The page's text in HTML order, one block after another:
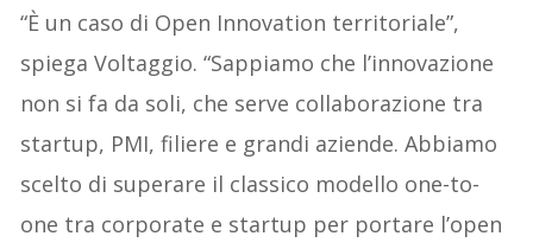
“È un caso di Open Innovation territoriale”,
spiega Voltaggio. “Sappiamo che l’innovazione
non si fa da soli, che serve collaborazione tra
startup, PMI, filiere e grandi aziende. Abbiamo
scelto di superare il classico modello one-to-
one tra corporate e startup per portare l’open